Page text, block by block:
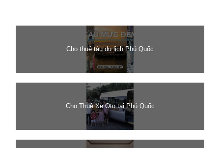
Cho thuê tàu du lịch Phú Quốc
Cho Thuê Xe Oto tại Phú Quốc